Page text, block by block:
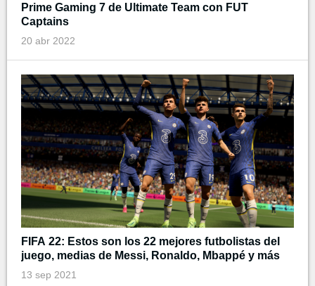
Prime Gaming 7 de Ultimate Team con FUT
Captains
20 abr 2022
FIFA 22: Estos son los 22 mejores futbolistas del
juego, medias de Messi, Ronaldo, Mbappé y más
13 sep 2021